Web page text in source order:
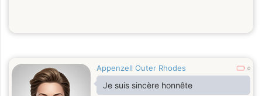
Appenzell Outer Rhodes 0
Je suis sincère honnête